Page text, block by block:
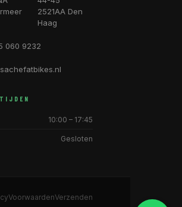
2521AA Den
Haag
060 9232
10:00 – 17:45
Gesloten
VoorwaardenVerzenden